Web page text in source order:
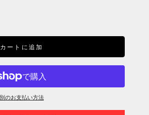
カートに追加
別のお支払い方法